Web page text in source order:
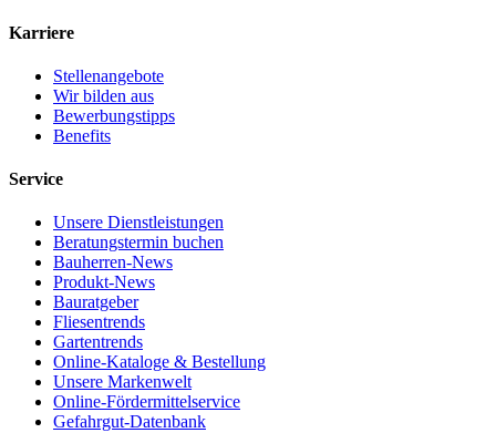
Karriere
Stellenangebote
Wir bilden aus
Bewerbungstipps
Benefits
Service
Unsere Dienstleistungen
Beratungstermin buchen
Bauherren-News
Produkt-News
Bauratgeber
Fliesentrends
Gartentrends
Online-Kataloge & Bestellung
Unsere Markenwelt
Online-Fördermittelservice
Gefahrgut-Datenbank